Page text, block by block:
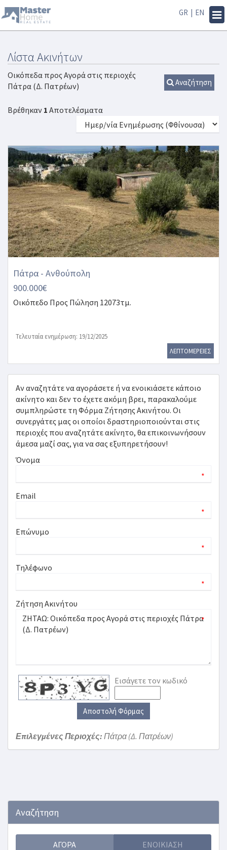
GR | EN
Λίστα Ακινήτων
Αναζήτηση
Οικόπεδα προς Αγορά στις περιοχές
Πάτρα (Δ. Πατρέων)
Βρέθηκαν 1 Αποτελέσματα
Πάτρα - Ανθούπολη
900.000€
Οικόπεδο Προς Πώληση 12073τμ.
Τελευταία ενημέρωση: 19/12/2025
ΛΕΠΤΟΜΕΡΕΙΕΣ
Αν αναζητάτε να αγοράσετε ή να ενοικιάσετε κάποιο
ακίνητο και δεν το έχετε ακόμη βρει, παρακαλούμε
συμπληρώστε τη Φόρμα Ζήτησης Ακινήτου. Οι
συνεργάτες μας οι οποίοι δραστηριοποιούνται στις
περιοχές που αναζητάτε ακίνητο, θα επικοινωνήσουν
άμεσα μαζί σας, για να σας εξυπηρετήσουν!
Όνομα
*
Email
*
Επώνυμο
*
Τηλέφωνο
*
Ζήτηση Ακινήτου
*
Εισάγετε τον κωδικό
Αποστολή Φόρμας
Επιλεγμένες Περιοχές: Πάτρα (Δ. Πατρέων)
Αναζήτηση
ΑΓΟΡΆ ΕΝΟΙΚΊΑΣΗ